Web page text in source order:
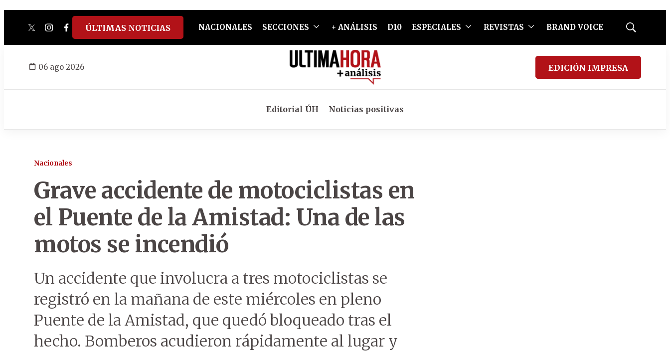
twitterinstagram
facebook
tiktokyoutube
spotify
ÚLTIMAS NOTICIAS NACIONALES SECCIONES + ANÁLISIS D10 ESPECIALES REVISTAS BRAND VOICE
Mostrar
06 ago 2026 EDICIÓN IMPRESA
Editorial ÚH Noticias positivas
Nacionales
Grave accidente de motociclistas en
el Puente de la Amistad: Una de las
motos se incendió
Un accidente que involucra a tres motociclistas se
registró en la mañana de este miércoles en pleno
Puente de la Amistad, que quedó bloqueado tras el
hecho. Bomberos acudieron rápidamente al lugar y